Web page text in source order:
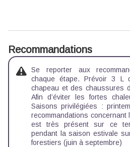
Recommandations
Se reporter aux
chaque étape. Prévoir 3 L
chapeau et des chaussures
Afin d’éviter les fortes
Saisons privilégiées :
recommandations concernant
est très présent sur ce
pendant la saison estivale
forestiers (juin à septembre)